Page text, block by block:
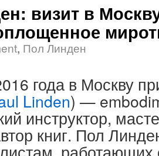
визит в
, Пол Линден
года в Москву
Linden) —
инструктор,
книг. Пол